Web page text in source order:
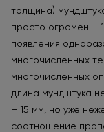
толщина)
просто огромен –
появления
многочисленных
многочисленных
длина мундштука
– 15 мм, но уже
соотношение